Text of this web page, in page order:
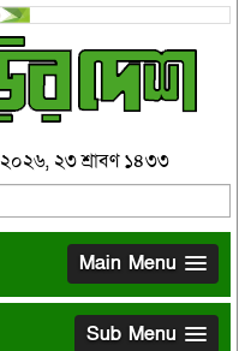
২৩ শ্রাবণ ১৪৩৩
Main Menu
Sub Menu